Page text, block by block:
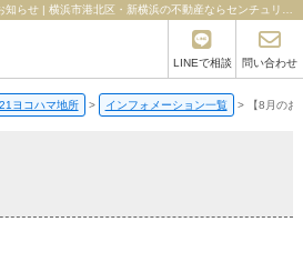
LINEで相談 問い合わせ
ヨコハマ地所 > インフォメーション一覧 > 【8月のお